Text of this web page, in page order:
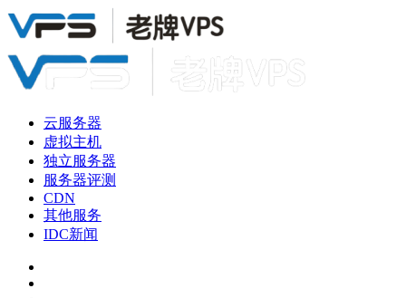
云服务器
虚拟主机
独立服务器
服务器评测
CDN
其他服务
IDC新闻